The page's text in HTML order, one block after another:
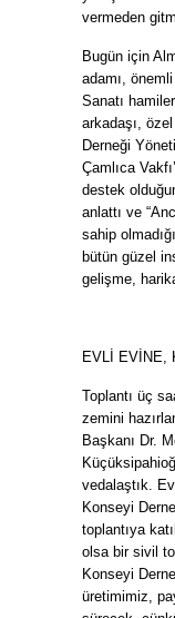
vermeden
Bugün için
adamı,
Sanatı
arkadaşı,
Derneği
Çamlıca
destek
anlattı ve
sahip
bütün güzel
gelişme,
EVLİ EVİNE,
Toplantı üç
zemini
Başkanı Dr.
vedalaştık.
Konseyi
toplantıya
olsa bir sivil
Konseyi
üretimimiz,